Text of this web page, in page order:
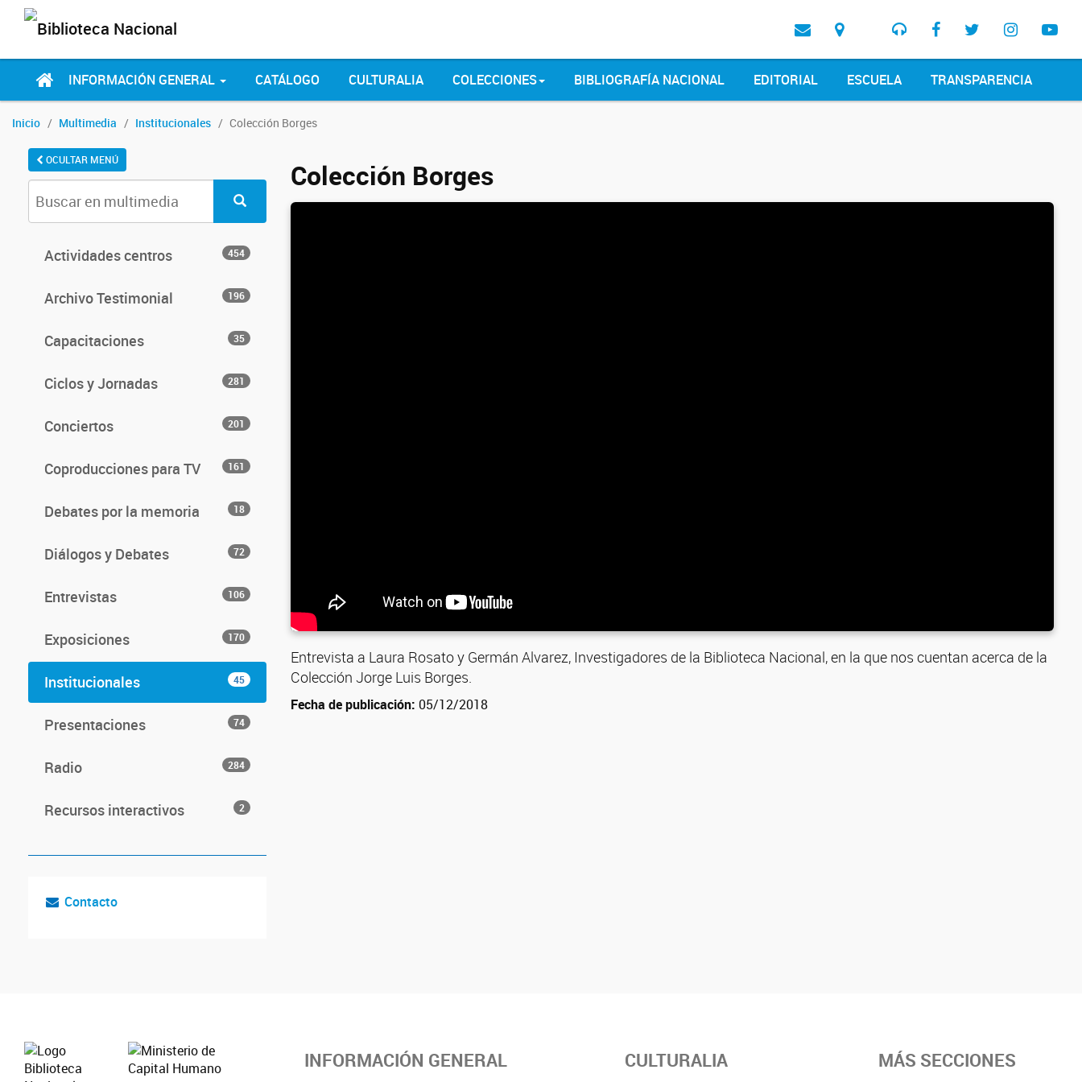
INFORMACIÓN GENERAL CATÁLOGO CULTURALIA COLECCIONES BIBLIOGRAFÍA NACIONAL EDITORIAL ESCUELA TRANSPARENCIA
Inicio Multimedia Institucionales Colección Borges
OCULTAR MENÚ
Actividades centros 454
Archivo Testimonial 196
Capacitaciones 35
Ciclos y Jornadas 281
Conciertos 201
Coproducciones para TV 161
Debates por la memoria 18
Diálogos y Debates 72
Entrevistas 106
Exposiciones 170
Institucionales 45
Presentaciones 74
Radio 284
Recursos interactivos 2
Contacto
Colección Borges
Entrevista a Laura Rosato y Germán Alvarez, Investigadores de la Biblioteca Nacional, en la que nos cuentan acerca de la
Colección Jorge Luis Borges.
Fecha de publicación: 05/12/2018
INFORMACIÓN GENERAL CULTURALIA MÁS SECCIONES